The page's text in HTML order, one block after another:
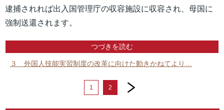
逮捕されれば出入国管理庁の収容施設に収容され、母国に
強制送還されます。
つづきを読む
３ 外国人技能実習制度の改革に向けた動きかねてより…
1 2
next